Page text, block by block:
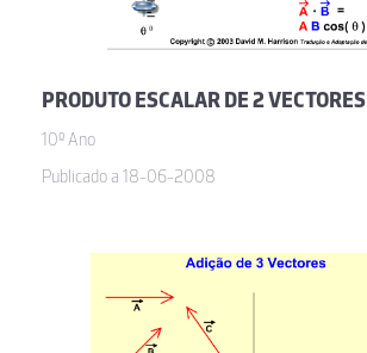
PRODUTO ESCALAR DE 2 VECTORES
10º Ano
Publicado a 18-06-2008